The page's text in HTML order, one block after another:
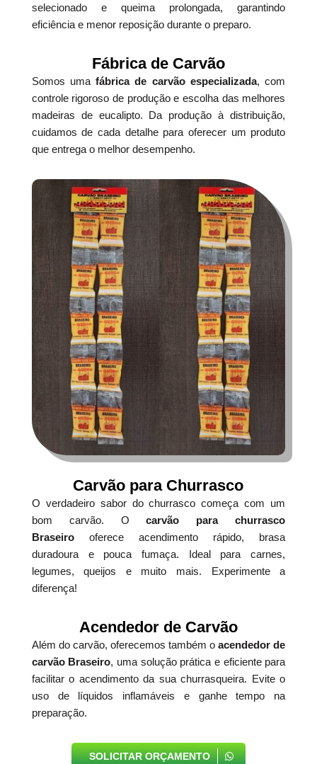
selecionado e queima prolongada, garantindo
eficiência e menor reposição durante o preparo.
Fábrica de Carvão
Somos umafábrica de carvão especializada, com
controle rigoroso de produção e escolha das melhores
madeiras de eucalipto. Da produção à distribuição,
cuidamos de cada detalhe para oferecer um produto
que entrega o melhor desempenho.
Carvão para Churrasco
O verdadeiro sabor do churrasco começa com um
bom carvão. Ocarvão para churrasco
Braseirooferece acendimento rápido, brasa
duradoura e pouca fumaça. Ideal para carnes,
legumes, queijos e muito mais. Experimente a
diferença!
Acendedor de Carvão
Além do carvão, oferecemos também oacendedor de
carvão Braseiro, uma solução prática e eficiente para
facilitar o acendimento da sua churrasqueira. Evite o
uso de líquidos inflamáveis e ganhe tempo na
preparação.
SOLICITAR ORÇAMENTO